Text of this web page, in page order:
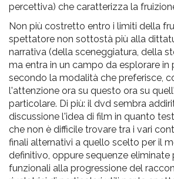
percettiva) che caratterizza la
Non più costretto entro i limiti della
spettatore non sottostà più alla
narrativa (della sceneggiatura, della
ma entra in un campo da esplorare in
secondo la modalità che preferisce,
l'attenzione ora su questo ora su
particolare. Di più: il dvd sembra
discussione l'idea di film in quanto
che non è difficile trovare tra i vari
finali alternativi a quello scelto per il
definitivo, oppure sequenze eliminate
funzionali alla progressione del